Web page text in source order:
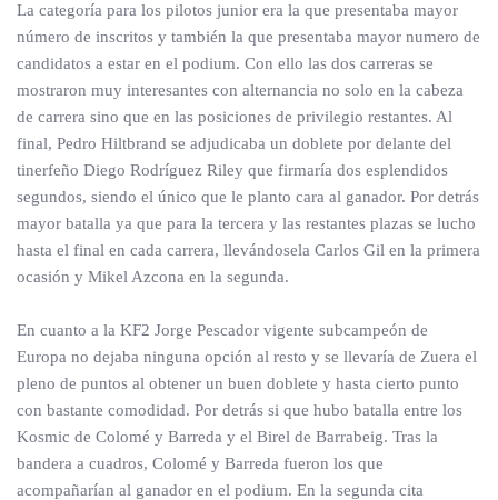
La categoría para los pilotos junior era la que presentaba mayor
número de inscritos y también la que presentaba mayor numero de
candidatos a estar en el podium. Con ello las dos carreras se
mostraron muy interesantes con alternancia no solo en la cabeza
de carrera sino que en las posiciones de privilegio restantes. Al
final, Pedro Hiltbrand se adjudicaba un doblete por delante del
tinerfeño Diego Rodríguez Riley que firmaría dos esplendidos
segundos, siendo el único que le planto cara al ganador. Por detrás
mayor batalla ya que para la tercera y las restantes plazas se lucho
hasta el final en cada carrera, llevándosela Carlos Gil en la primera
ocasión y Mikel Azcona en la segunda.
En cuanto a la KF2 Jorge Pescador vigente subcampeón de
Europa no dejaba ninguna opción al resto y se llevaría de Zuera el
pleno de puntos al obtener un buen doblete y hasta cierto punto
con bastante comodidad. Por detrás si que hubo batalla entre los
Kosmic de Colomé y Barreda y el Birel de Barrabeig. Tras la
bandera a cuadros, Colomé y Barreda fueron los que
acompañarían al ganador en el podium. En la segunda cita